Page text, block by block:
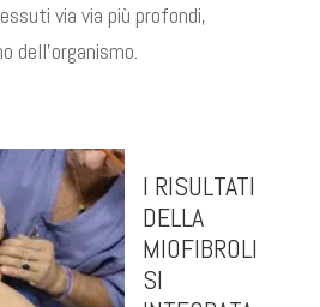
via via più profondi,
dell’organismo.
I RISULTATI
DELLA
MIOFIBROLI
SI